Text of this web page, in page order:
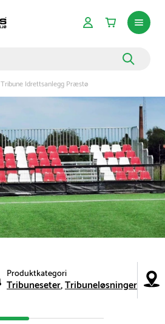
Tribune Idrettsanlegg Præstø
Produktkategori
Tribuneseter Tribuneløsninger